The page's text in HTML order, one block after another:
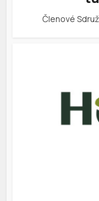
Členové